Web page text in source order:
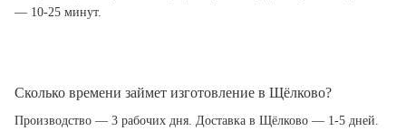
— 10-25 минут.
Сколько времени займет изготовление в Щёлково?
Производство — 3 рабочих дня. Доставка в Щёлково — 1-5 дней.